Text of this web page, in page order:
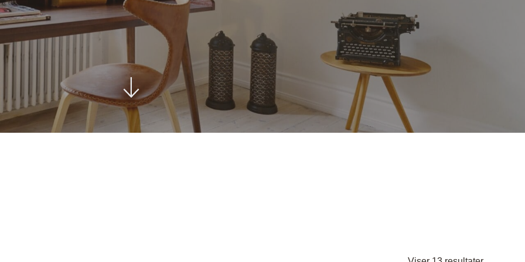
Stole i træ
Lammeskind og hynder
Spisebord
Spisebordssæt
Udemøbler
Spejle
Kurve
Væghylder
Reoler